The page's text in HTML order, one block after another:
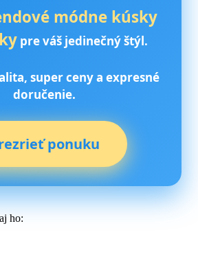
módne kúsky
pre váš jedinečný štýl.
super ceny a expresné
doručenie.
ponuku
ho: